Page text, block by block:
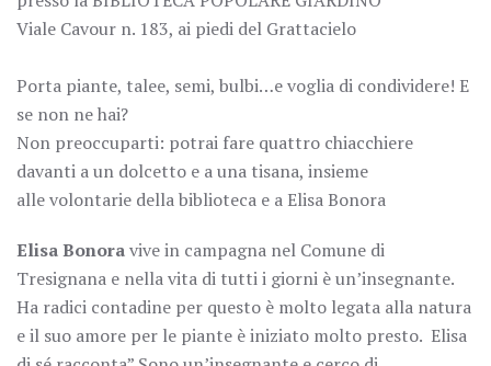
Viale Cavour n. 183, ai piedi del Grattacielo
Porta piante, talee, semi, bulbi…e voglia di condividere! E
se non ne hai?
Non preoccuparti: potrai fare quattro chiacchiere
davanti a un dolcetto e a una tisana, insieme
alle volontarie della biblioteca e a Elisa Bonora
Elisa Bonoravive in campagna nel Comune di
Tresignana e nella vita di tutti i giorni è un’insegnante.
Ha radici contadine per questo è molto legata alla natura
e il suo amore per le piante è iniziato molto presto. Elisa